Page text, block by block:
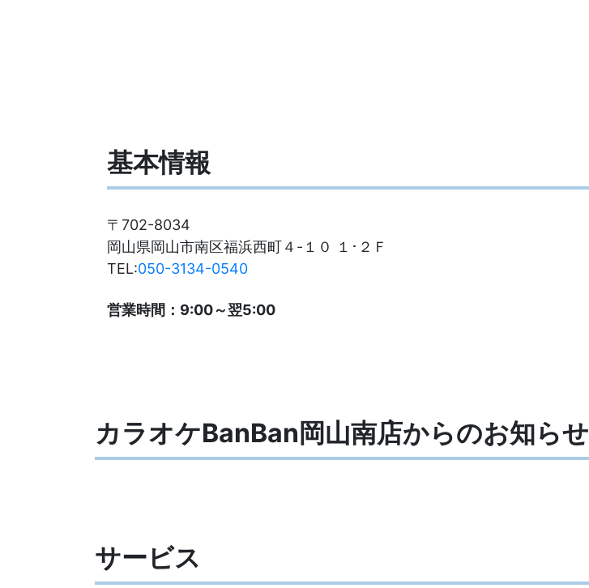
基本情報
〒702-8034
岡山県岡山市南区福浜西町４-１０ １･２Ｆ
TEL:050-3134-0540
営業時間：9:00～翌5:00
カラオケBanBan岡山南店からのお知らせ
サービス